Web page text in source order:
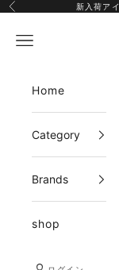
コンテンツへスキップ
前へ 新入荷ア
メニュー
Home
Category
Brands
shop